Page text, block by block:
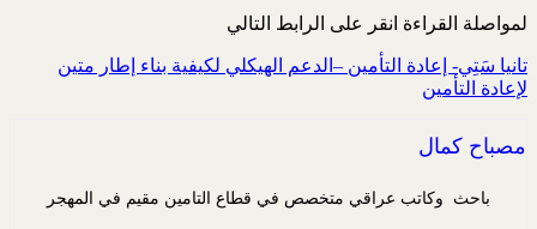
لمواصلة القراءة انقر على الرابط التالي
تانيا سَتِي- إعادة التأمين –الدعم الهيكلي لكيفية بناء إطار متين
لإعادة التأمين
مصباح كمال
باحث وكاتب عراقي متخصص في قطاع التامين مقيم في المهجر